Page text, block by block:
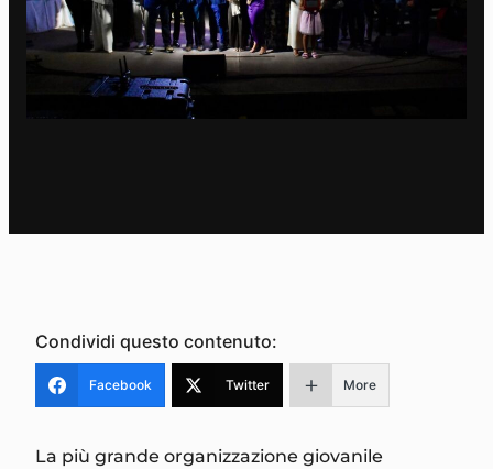
Condividi questo contenuto:
Facebook Twitter More
La più grande organizzazione giovanile